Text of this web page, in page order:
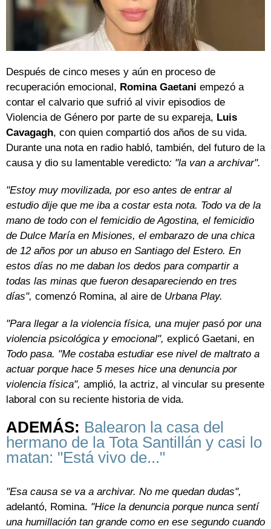
Después de cinco meses y aún en proceso de
recuperación emocional, Romina Gaetani empezó a
contar el calvario que sufrió al vivir episodios de
Violencia de Género por parte de su expareja, Luis
Cavagagh, con quien compartió dos años de su vida.
Durante una nota en radio habló, también, del futuro de la
causa y dio su lamentable veredicto: "la van a archivar".
"Estoy muy movilizada, por eso antes de entrar al
estudio dije que me iba a costar esta nota. Todo va de la
mano de todo con el femicidio de Agostina, el femicidio
de Dulce María en Misiones, el embarazo de una chica
de 12 años por un abuso en Santiago del Estero. En
estos días no me daban los dedos para compartir a
todas las minas que fueron desapareciendo en tres
días", comenzó Romina, al aire de Urbana Play.
"Para llegar a la violencia física, una mujer pasó por una
violencia psicológica y emocional", explicó Gaetani, en
Todo pasa. "Me costaba estudiar ese nivel de maltrato a
actuar porque hace 5 meses hice una denuncia por
violencia física", amplió, la actriz, al vincular su presente
laboral con su reciente historia de vida.
ADEMÁS: Balearon la casa del
hermano de la Tota Santillán y casi lo
matan: "Está vivo de..."
"Esa causa se va a archivar. No me quedan dudas",
adelantó, Romina. "Hice la denuncia porque nunca sentí
una humillación tan grande como en ese segundo cuando